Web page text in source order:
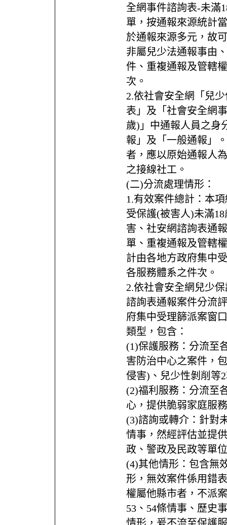
全網事件諮詢表-未滿
單，按通報來源統計
於通報來源多元，故
非屬兒少法通報事由
件、重複通報及管轄
次。
2.依社會安全網「兒
表」及「社會安全網
歲)」中通報人員之身
報」及「一般通報」
者，應以原始通報人
之接線社工。
(二)分流處理情形：
1.有效案件總計：本
受保護(被害人)未滿
害、社安網諮詢表通
單、重複通報及管轄
計由各地方政府集中
各服務體系之件次。
2.依社會安全網兒少
諮詢表通報案件分流
府集中受理篩派案窗
類型，包含：
(1)保護服務：分流至
害防治中心之案件，
侵害)、兒少性剝削等
(2)福利服務：分流至
心，提供脆弱家庭服
(3)諮詢或轉介：針對
情事，然經評估並提
政、警政及民政等單
(4)其他情形：包含無
形，無效案件係用錯
權屬他縣市者，不派
53、54條情事、歷史